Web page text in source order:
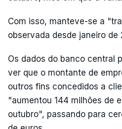
Com isso, manteve-se a
observada desde janeiro de
Os dados do banco central
ver que o montante de
outros fins concedidos a
"aumentou 144 milhões de
outubro", passando para